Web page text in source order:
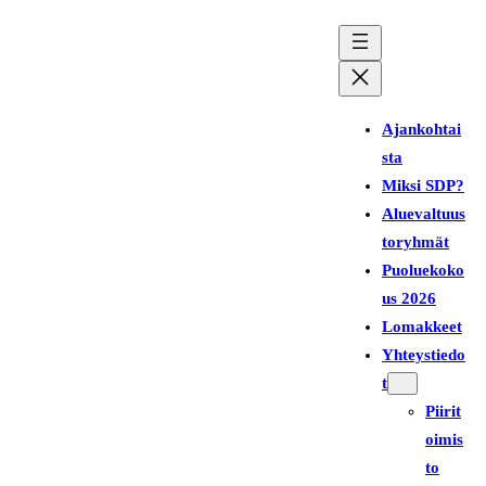
Ajankohtai
sta
Miksi SDP?
Aluevaltuus
toryhmät
Puoluekoko
us 2026
Lomakkeet
Yhteystiedo
t
Piirit
oimis
to